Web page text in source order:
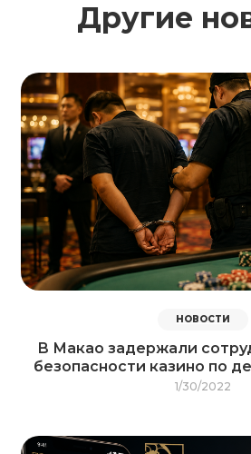
Другие
НОВОСТИ
В Макао задержали
безопасности казино по
1/30/2022